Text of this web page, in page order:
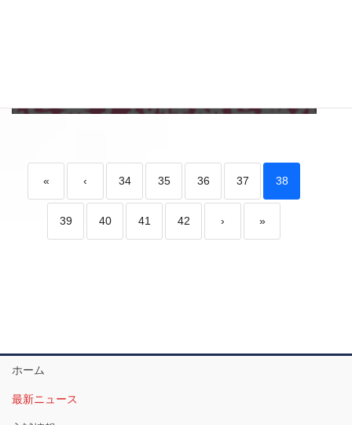
« ‹ 34 35 36 37 38
39 40 41 42 › »
ホーム
最新ニュース